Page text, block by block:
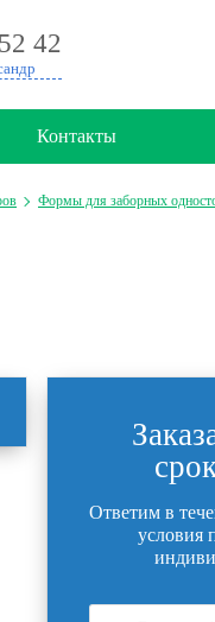
42
Контакты
Формы для заборных
Ответим в
условия